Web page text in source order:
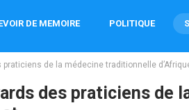
DE MEMOIRE POLITIQUE
de la médecine traditionnelle
des praticiens de